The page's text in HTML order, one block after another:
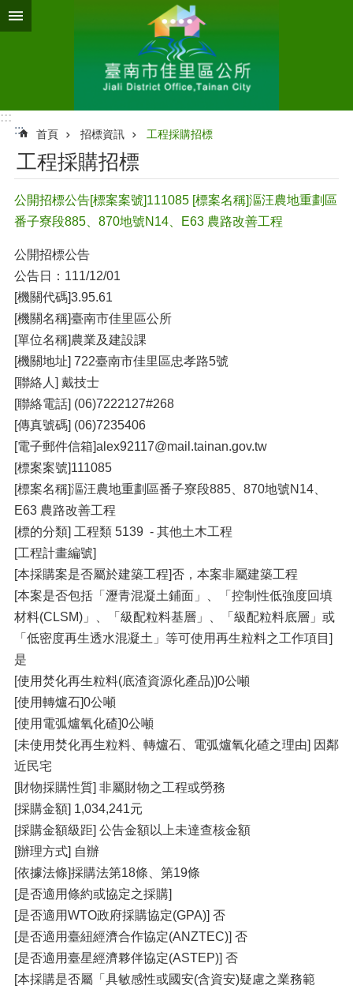
跳到主要內容區塊
:::
:::
首頁 招標資訊 工程採購招標
工程採購招標
公開招標公告[標案案號]111085 [標案名稱]漚汪農地重劃區
番子寮段885、870地號N14、E63 農路改善工程
公開招標公告
公告日：111/12/01
[機關代碼]3.95.61
[機關名稱]臺南市佳里區公所
[單位名稱]農業及建設課
[機關地址] 722臺南市佳里區忠孝路5號
[聯絡人] 戴技士
[聯絡電話] (06)7222127#268
[傳真號碼] (06)7235406
[電子郵件信箱]alex92117@mail.tainan.gov.tw
[標案案號]111085
[標案名稱]漚汪農地重劃區番子寮段885、870地號N14、
E63 農路改善工程
[標的分類] 工程類 5139 - 其他土木工程
[工程計畫編號]
[本採購案是否屬於建築工程]否，本案非屬建築工程
[本案是否包括「瀝青混凝土鋪面」、「控制性低強度回填
材料(CLSM)」、「級配粒料基層」、「級配粒料底層」或
「低密度再生透水混凝土」等可使用再生粒料之工作項目]
是
[使用焚化再生粒料(底渣資源化產品)]0公噸
[使用轉爐石]0公噸
[使用電弧爐氧化碴]0公噸
[未使用焚化再生粒料、轉爐石、電弧爐氧化碴之理由] 因鄰
近民宅
[財物採購性質] 非屬財物之工程或勞務
[採購金額] 1,034,241元
[採購金額級距] 公告金額以上未達查核金額
[辦理方式] 自辦
[依據法條]採購法第18條、第19條
[是否適用條約或協定之採購]
[是否適用WTO政府採購協定(GPA)] 否
[是否適用臺紐經濟合作協定(ANZTEC)] 否
[是否適用臺星經濟夥伴協定(ASTEP)] 否
[本採購是否屬「具敏感性或國安(含資安)疑慮之業務範